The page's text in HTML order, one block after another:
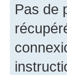
Pas de